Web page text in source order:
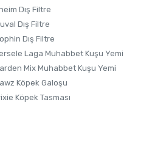
Dış Filtre
Dış Filtre
Dış Filtre
Laga Muhabbet Kuşu Yemi
Mix Muhabbet Kuşu Yemi
Köpek Galoşu
Köpek Tasması